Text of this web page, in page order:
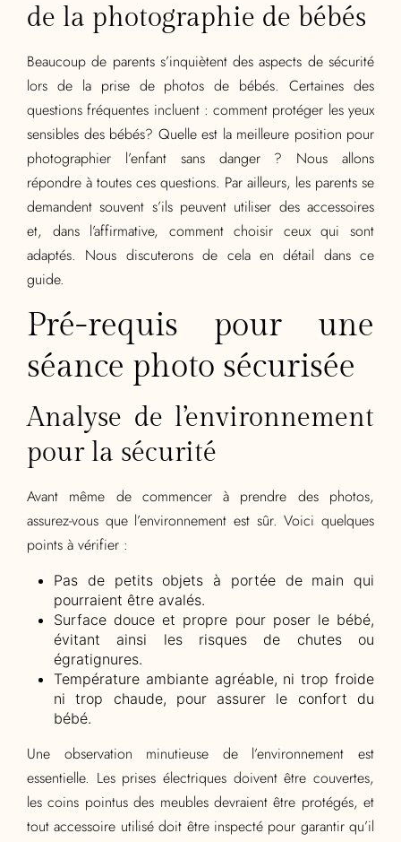
de la photographie de bébés
Beaucoup de parents s’inquiètent des aspects de sécurité
lors de la prise de photos de bébés. Certaines des
questions fréquentes incluent : comment protéger les yeux
sensibles des bébés? Quelle est la meilleure position pour
photographier l’enfant sans danger ? Nous allons
répondre à toutes ces questions. Par ailleurs, les parents se
demandent souvent s’ils peuvent utiliser des accessoires
et, dans l’affirmative, comment choisir ceux qui sont
adaptés. Nous discuterons de cela en détail dans ce
guide.
Pré-requis pour une
séance photo sécurisée
Analyse de l’environnement
pour la sécurité
Avant même de commencer à prendre des photos,
assurez-vous que l’environnement est sûr. Voici quelques
points à vérifier :
Pas de petits objets à portée de main qui
pourraient être avalés.
Surface douce et propre pour poser le bébé,
évitant ainsi les risques de chutes ou
égratignures.
Température ambiante agréable, ni trop froide
ni trop chaude, pour assurer le confort du
bébé.
Une observation minutieuse de l’environnement est
essentielle. Les prises électriques doivent être couvertes,
les coins pointus des meubles devraient être protégés, et
tout accessoire utilisé doit être inspecté pour garantir qu’il